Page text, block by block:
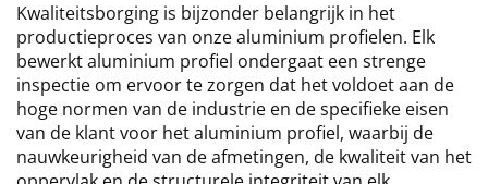
Kwaliteitsborging is bijzonder belangrijk in het
productieproces van onze aluminium profielen. Elk
bewerkt aluminium profiel ondergaat een strenge
inspectie om ervoor te zorgen dat het voldoet aan de
hoge normen van de industrie en de specifieke eisen
van de klant voor het aluminium profiel, waarbij de
nauwkeurigheid van de afmetingen, de kwaliteit van het